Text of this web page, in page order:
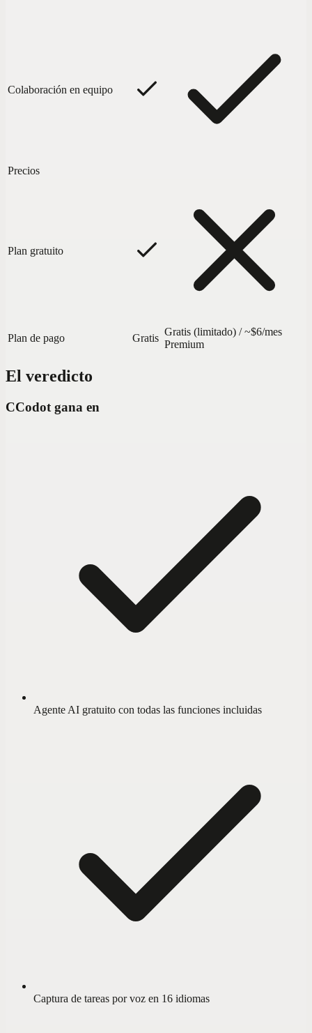
Colaboración en equipo
Precios
Plan gratuito
Plan de pago Gratis
Gratis (limitado) / ~$6/mes
Premium
El veredicto
CCodot gana en
Agente AI gratuito con todas las funciones incluidas
Captura de tareas por voz en 16 idiomas